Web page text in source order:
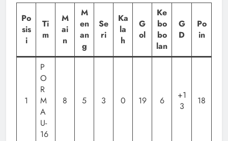
Po
sis
i
Ti
m
M
ai
n
M
en
an
g
Se
ri
Ka
la
h
G
ol
Ke
bo
bo
lan
G
D
Po
in
1
P
O
R
M
A
U-
16
8 5 3 0 19 6
+1
3
18